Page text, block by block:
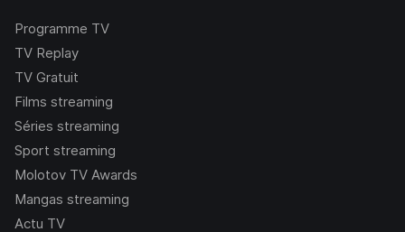
Programme TV
TV Replay
TV Gratuit
Films streaming
Séries streaming
Sport streaming
Molotov TV Awards
Mangas streaming
Actu TV